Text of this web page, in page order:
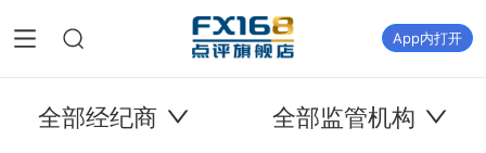
App内打开
全部经纪商 全部监管机构